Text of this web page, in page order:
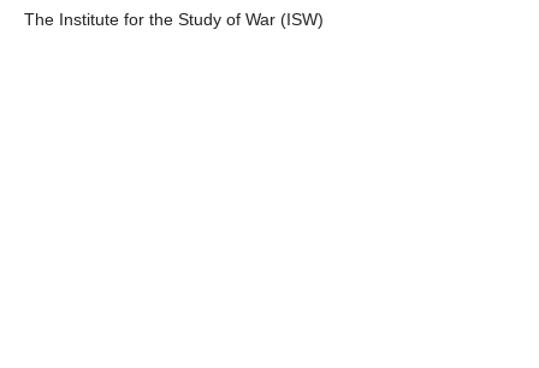
The Institute for the Study of War (ISW)